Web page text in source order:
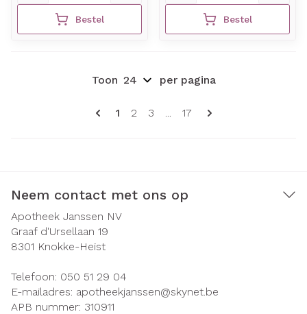
Bestel Bestel
Pagina's
U lees momenteel pagina
1 Pagina
2 Pagina
3 ... Pagina
17
Toon per pagina
Neem contact met ons op
Apotheek Janssen NV
Graaf d'Ursellaan 19
8301 Knokke-Heist
Telefoon: 050 51 29 04
E-mailadres: apotheekjanssen@skynet.be
APB nummer: 310911